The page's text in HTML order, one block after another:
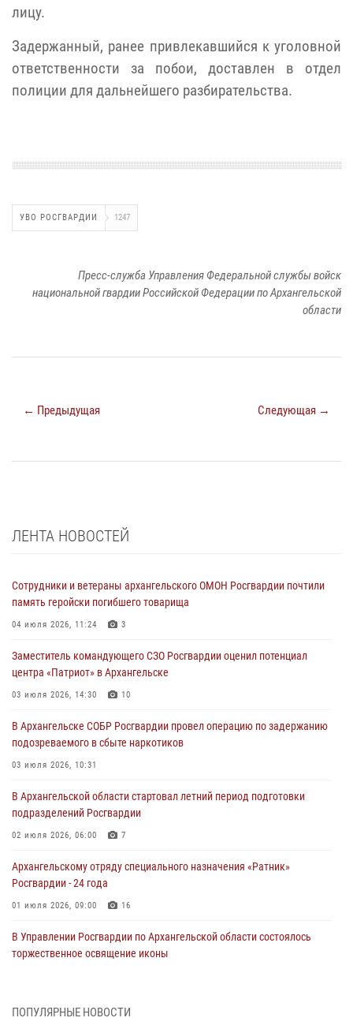
лицу.
Задержанный, ранее привлекавшийся к уголовной
ответственности за побои, доставлен в отдел
полиции для дальнейшего разбирательства.
УВО РОСГВАРДИИ 1247
Пресс-служба Управления Федеральной службы войск
национальной гвардии Российской Федерации по Архангельской
области
← Предыдущая Следующая →
ЛЕНТА НОВОСТЕЙ
Сотрудники и ветераны архангельского ОМОН Росгвардии почтили
память геройски погибшего товарища
04 июля 2026, 11:24 3
Заместитель командующего СЗО Росгвардии оценил потенциал
центра «Патриот» в Архангельске
03 июля 2026, 14:30 10
В Архангельске СОБР Росгвардии провел операцию по задержанию
подозреваемого в сбыте наркотиков
03 июля 2026, 10:31
В Архангельской области стартовал летний период подготовки
подразделений Росгвардии
02 июля 2026, 06:00 7
Архангельскому отряду специального назначения «Ратник»
Росгвардии - 24 года
01 июля 2026, 09:00 16
В Управлении Росгвардии по Архангельской области состоялось
торжественное освящение иконы
Военнослужащие по призыву из Архангельской области приняли
ПОПУЛЯРНЫЕ НОВОСТИ